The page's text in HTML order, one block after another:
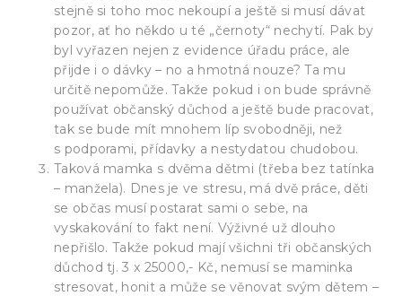
stejně si toho moc nekoupí a ještě si musí dávat
pozor, ať ho někdo u té „černoty“ nechytí. Pak by
byl vyřazen nejen z evidence úřadu práce, ale
přijde i o dávky – no a hmotná nouze? Ta mu
určitě nepomůže. Takže pokud i on bude správně
používat občanský důchod a ještě bude pracovat,
tak se bude mít mnohem líp svobodněji, než
s podporami, přídavky a nestydatou chudobou.
Taková mamka s dvěma dětmi (třeba bez tatínka
– manžela). Dnes je ve stresu, má dvě práce, děti
se občas musí postarat sami o sebe, na
vyskakování to fakt není. Výživné už dlouho
nepřišlo. Takže pokud mají všichni tři občanských
důchod tj. 3 x 25000,- Kč, nemusí se maminka
stresovat, honit a může se věnovat svým dětem –